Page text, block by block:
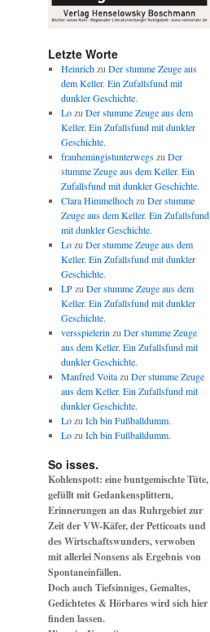
Letzte Worte
HeinrichzuDer stumme Zeuge aus
dem Keller. Ein Zufallsfund mit
dunkler Geschichte.
LozuDer stumme Zeuge aus dem
Keller. Ein Zufallsfund mit dunkler
Geschichte.
frauhemingistunterwegszuDer
stumme Zeuge aus dem Keller. Ein
Zufallsfund mit dunkler Geschichte.
Clara HimmelhochzuDer stumme
Zeuge aus dem Keller. Ein Zufallsfund
mit dunkler Geschichte.
LozuDer stumme Zeuge aus dem
Keller. Ein Zufallsfund mit dunkler
Geschichte.
LPzuDer stumme Zeuge aus dem
Keller. Ein Zufallsfund mit dunkler
Geschichte.
versspielerinzuDer stumme Zeuge
aus dem Keller. Ein Zufallsfund mit
dunkler Geschichte.
Manfred VoitazuDer stumme Zeuge
aus dem Keller. Ein Zufallsfund mit
dunkler Geschichte.
LozuIch bin Fußballdumm.
LozuIch bin Fußballdumm.
So isses.
Kohlenspott: eine buntgemischte Tüte,
gefüllt mit Gedankensplittern,
Erinnerungen an das Ruhrgebiet zur
Zeit der VW-Käfer, der Petticoats und
des Wirtschaftswunders, verwoben
mit allerlei Nonsens als Ergebnis von
Spontaneinfällen.
Doch auch Tiefsinniges, Gemaltes,
Gedichtetes & Hörbares wird sich hier
finden lassen.